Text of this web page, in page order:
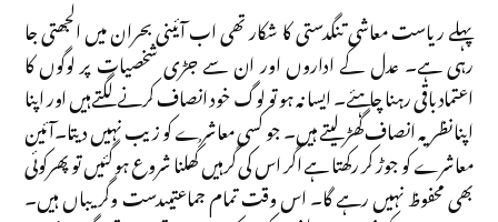
پہلے ریاست معاشی تنگدستی کا شکار تھی اب آئینی بحران میں الجھتی جا
رہی ہے۔ عدل کے اداروں اور ان سے جڑی شخصیات پر لوگوں کا
اعتماد باقی رہنا چاہئے۔ ایسا نہ ہو تو لوگ خود انصاف کرنے لگتےہیں اور اپنا
اپنا نظریہ انصاف گھڑ لیتے ہیں۔ جو کسی معاشرے کو زیب نہیں دیتا۔آئین
معاشرے کو جوڑ کر رکھتا ہے اگر اس کی گرہیں کُھلنا شروع ہو گئیں تو پھرکوئی
بھی محفوظ نہیں رہے گا۔ اس وقت تمام جماعتیںدست وگریباں ہیں۔